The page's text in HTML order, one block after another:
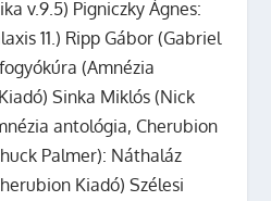
v.9.5) Pigniczky Ágnes:
11.) Ripp Gábor (Gabriel
(Amnézia
Sinka Miklós (Nick
antológia, Cherubion
Palmer): Náthaláz
Kiadó) Szélesi